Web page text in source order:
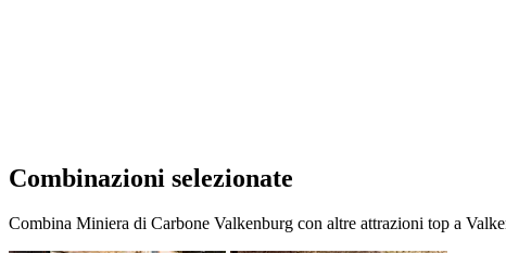
Combinazioni selezionate
Combina Miniera di Carbone Valkenburg con altre attrazioni top a